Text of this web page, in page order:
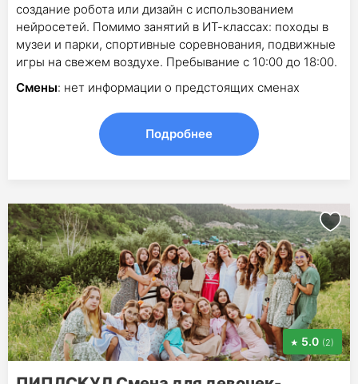
создание робота или дизайн с использованием
нейросетей. Помимо занятий в ИТ-классах: походы в
музеи и парки, спортивные соревнования, подвижные
игры на свежем воздухе. Пребывание с 10:00 до 18:00.
Смены: нет информации о предстоящих сменах
Подробнее
5.0 (2)